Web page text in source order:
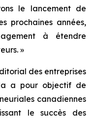
le lancement de
prochaines années,
à étendre
»
des entreprises
a pour objectif de
canadiennes
le succès des